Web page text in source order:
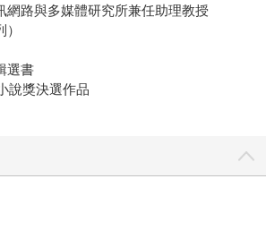
網路與多媒體研究所兼任助理教授
選書
說獎決選作品